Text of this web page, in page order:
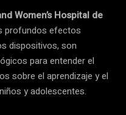
Women’s Hospital de
profundos efectos
dispositivos, son
para entender el
sobre el aprendizaje y el
y adolescentes.